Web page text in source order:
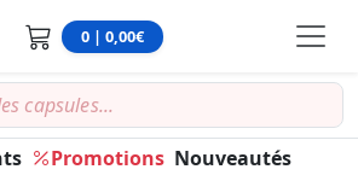
0 | 0,00€
Promotions Nouveautés